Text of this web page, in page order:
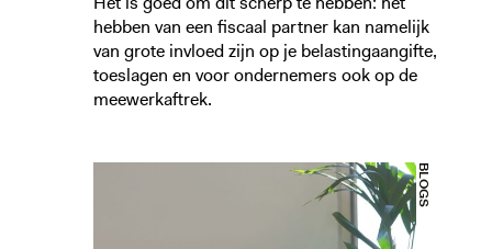
hebben van een fiscaal partner kan namelijk
van grote invloed zijn op je belastingaangifte,
toeslagen en voor ondernemers ook op de
meewerkaftrek.
BLOGS